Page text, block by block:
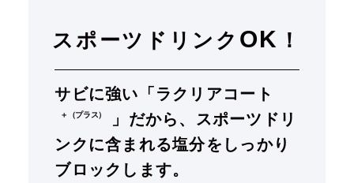
スポーツドリンク OK ！
サビに強い「ラクリアコート
＋（プラス） 」だから、
スポーツドリ
ンクに含まれる塩分をしっかり
ブロックします。